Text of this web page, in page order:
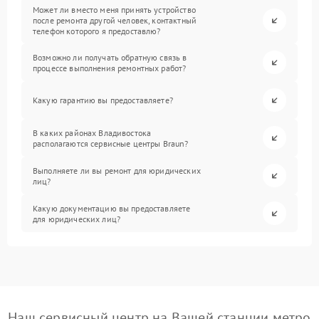
Может ли вместо меня принять устройство
после ремонта другой человек, контактный
телефон которого я предоставлю?
Возможно ли получать обратную связь в
процессе выполнения ремонтных работ?
Какую гарантию вы предоставляете?
В каких районах Владивостока
располагаются сервисные центры Braun?
Выполняете ли вы ремонт для юридических
лиц?
Какую документацию вы предоставляете
для юридических лиц?